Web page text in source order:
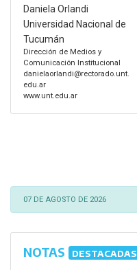
Daniela Orlandi
Universidad Nacional de
Tucumán
Dirección de Medios y
Comunicación Institucional
danielaorlandi@rectorado.unt.
edu.ar
www.unt.edu.ar
07 DE AGOSTO DE 2026
NOTAS DESTACADAS